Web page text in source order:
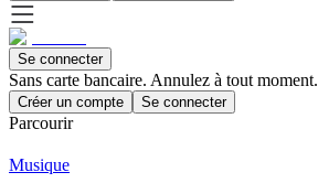
Se connecter
Sans carte bancaire. Annulez à tout moment.
Créer un compte Se connecter
Parcourir
Musique